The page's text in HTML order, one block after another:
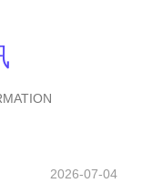
2026-07-04